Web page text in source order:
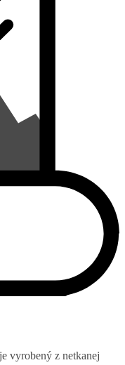
vyrobený z netkanej